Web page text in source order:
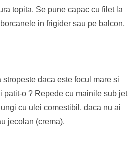
topita. Se pune capac cu filet la
in frigider sau pe balcon,
daca este focul mare si
patit-o ? Repede cu mainile sub jet
cu ulei comestibil, daca nu ai
jecolan (crema).